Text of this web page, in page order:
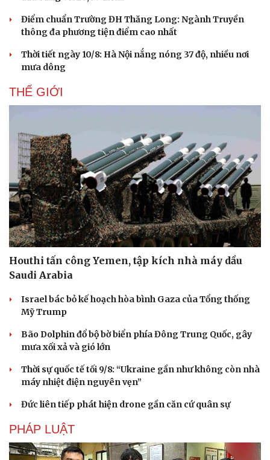
Điểm chuẩn Trường ĐH Thăng Long: Ngành Truyền
thông đa phương tiện điểm cao nhất
Thời tiết ngày 10/8: Hà Nội nắng nóng 37 độ, nhiều nơi
mưa dông
THẾ GIỚI
Houthi tấn công Yemen, tập kích nhà máy dầu
Saudi Arabia
Israel bác bỏ kế hoạch hòa bình Gaza của Tổng thống
Mỹ Trump
Bão Dolphin đổ bộ bờ biển phía Đông Trung Quốc, gây
mưa xối xả và gió lớn
Thời sự quốc tế tối 9/8: “Ukraine gần như không còn nhà
máy nhiệt điện nguyên vẹn”
Đức liên tiếp phát hiện drone gần căn cứ quân sự
PHÁP LUẬT